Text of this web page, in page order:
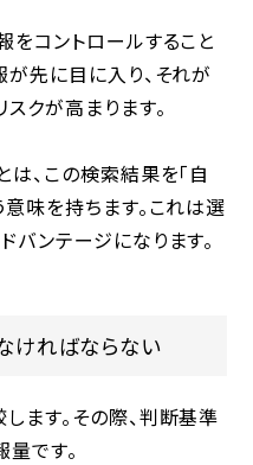
コントロールすること
先に目に入り、それが
クが高まります。
、この検索結果を「自
味を持ちます。これは選
ンテージになります。
ければならない
ます。その際、判断基準
です。